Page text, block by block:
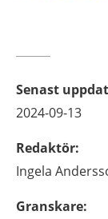
Senast
2024-09-13
Redaktör:
Ingela
Granskare: